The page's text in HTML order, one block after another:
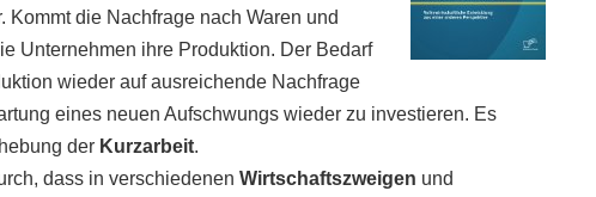
Kommt die Nachfrage nach Waren und
Unternehmen ihre Produktion. Der Bedarf
wieder auf ausreichende Nachfrage
eines neuen Aufschwungs wieder zu investieren. Es
der Kurzarbeit.
dass in verschiedenen Wirtschaftszweigen und